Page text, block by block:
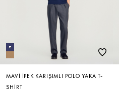
MAVI İPEK KARIŞIMLI POLO YAKA T-
SHIRT